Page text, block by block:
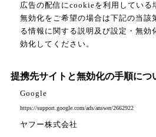
広告の配信にcookieを利用している
無効化をご希望の場合は下記の当該
る情報に関する説明及び設定・無効
効化してください。
提携先サイトと無効化の手順につ
Google
https://support.google.com/ads/answer/2662922
ヤフー株式会社